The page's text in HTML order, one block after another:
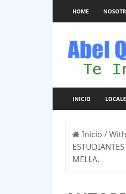
HOME
INICIO
Inicio /
MELLA.